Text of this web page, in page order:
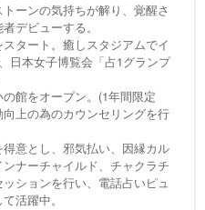
ーンの気持ちが解り、覚醒さ
デビューする。
タート。癒しスタジアムでイ
日本女子博覧会「占1グランプ
館をオープン。(1年間限定
上の為のカウンセリングを行
意とし、邪気払い、因縁カル
ナーチャイルド、チャクラチ
ションを行い、電話占いピュ
活躍中。